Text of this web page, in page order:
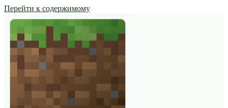
Перейти к содержимому